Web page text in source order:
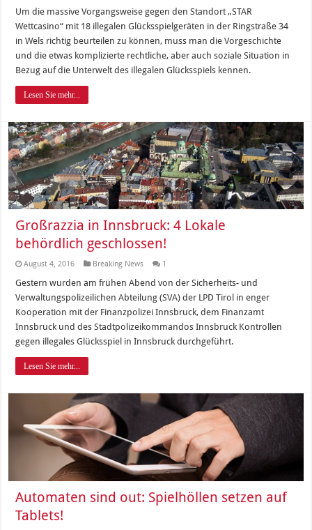
Um die massive Vorgangsweise gegen den Standort „STAR
Wettcasino“ mit 18 illegalen Glücksspielgeräten in der Ringstraße 34
in Wels richtig beurteilen zu können, muss man die Vorgeschichte
und die etwas komplizierte rechtliche, aber auch soziale Situation in
Bezug auf die Unterwelt des illegalen Glücksspiels kennen.
Lesen Sie mehr...
Großrazzia in Innsbruck: 4 Lokale
behördlich geschlossen!
August 4, 2016 Breaking News 1
Gestern wurden am frühen Abend von der Sicherheits- und
Verwaltungspolizeilichen Abteilung (SVA) der LPD Tirol in enger
Kooperation mit der Finanzpolizei Innsbruck, dem Finanzamt
Innsbruck und des Stadtpolizeikommandos Innsbruck Kontrollen
gegen illegales Glücksspiel in Innsbruck durchgeführt.
Lesen Sie mehr...
Automaten sind out: Spielhöllen setzen auf
Tablets!